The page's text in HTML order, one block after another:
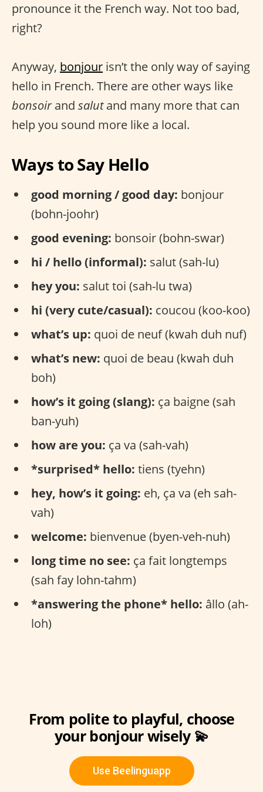
pronounce it the French way. Not too bad,
right?
Anyway, bonjour isn’t the only way of saying
hello in French. There are other ways like
bonsoirand salutand many more that can
help you sound more like a local.
Ways to Say Hello
good morning / good day: bonjour
(bohn-joohr)
good evening: bonsoir (bohn-swar)
hi / hello (informal): salut (sah-lu)
hey you: salut toi (sah-lu twa)
hi (very cute/casual): coucou (koo-koo)
what’s up: quoi de neuf (kwah duh nuf)
what’s new: quoi de beau (kwah duh
boh)
how’s it going (slang): ça baigne (sah
ban-yuh)
how are you: ça va (sah-vah)
*surprised* hello: tiens (tyehn)
hey, how’s it going: eh, ça va (eh sah-
vah)
welcome: bienvenue (byen-veh-nuh)
long time no see: ça fait longtemps
(sah fay lohn-tahm)
*answering the phone* hello: âllo (ah-
loh)
From polite to playful, choose
your bonjour wisely 💫
Use Beelinguapp